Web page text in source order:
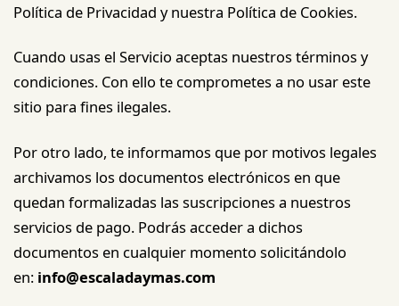
Política de Privacidad y nuestra Política de Cookies.
Cuando usas el Servicio aceptas nuestros términos y
condiciones. Con ello te comprometes a no usar este
sitio para fines ilegales.
Por otro lado, te informamos que por motivos legales
archivamos los documentos electrónicos en que
quedan formalizadas las suscripciones a nuestros
servicios de pago. Podrás acceder a dichos
documentos en cualquier momento solicitándolo
en: info@escaladaymas.com